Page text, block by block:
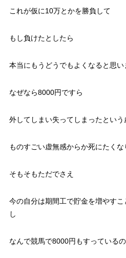
これが仮に10万とかを勝負して
もし負けたとしたら
本当にもうどうでもよくなると思い
なぜなら8000円ですら
外してしまい失ってしまったという
ものすごい虚無感からか死にたくな
そもそもただでさえ
今の自分は期間工で貯金を増やす
し
なんで競馬で8000円もすっている